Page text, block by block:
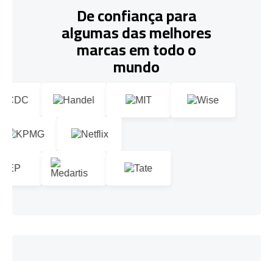
De confiança para
algumas das melhores
marcas em todo o
mundo